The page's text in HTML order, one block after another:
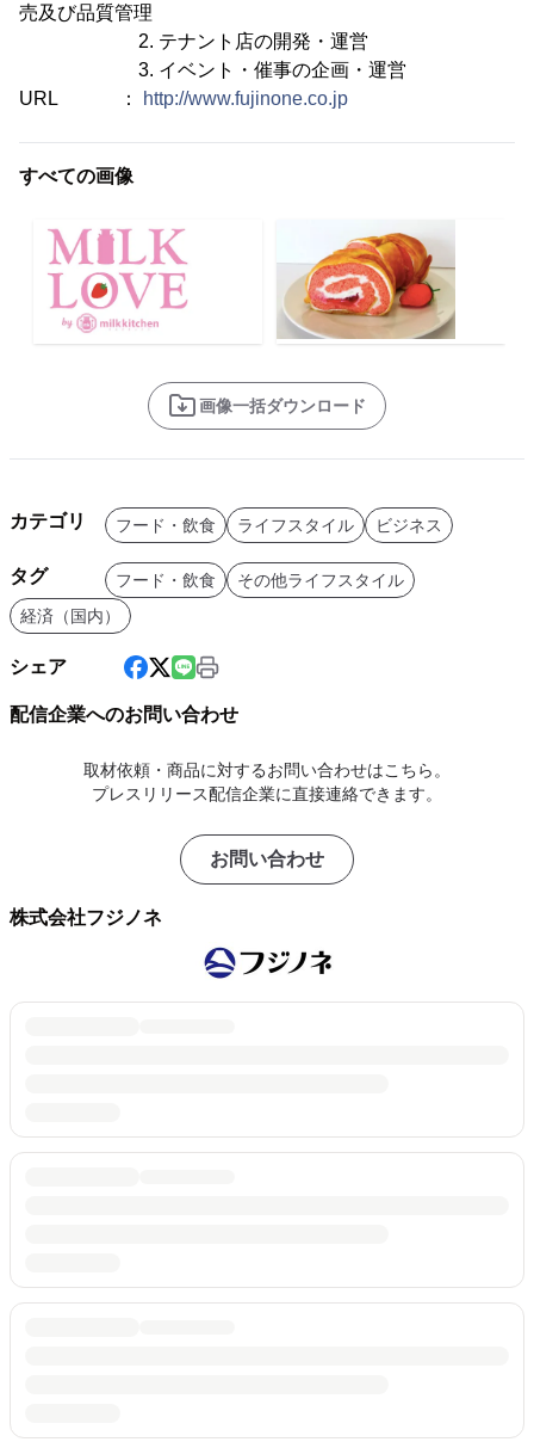
売及び品質管理
2. テナント店の開発・運営
3. イベント・催事の企画・運営
URL ：
http://www.fujinone.co.jp
すべての画像
画像一括ダウンロード
カテゴリ フード・飲食 ライフスタイル ビジネス
タグ フード・飲食
その他ライフスタイル
経済（国内）
シェア
配信企業へのお問い合わせ
取材依頼・商品に対するお問い合わせはこちら。
プレスリリース配信企業に直接連絡できます。
お問い合わせ
株式会社フジノネ